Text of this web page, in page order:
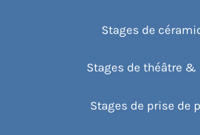
Stages de
Stages de théâtre
Stages de prise de